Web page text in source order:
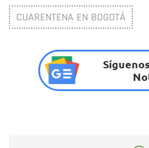
CUARENTENA EN BOGOTÁ